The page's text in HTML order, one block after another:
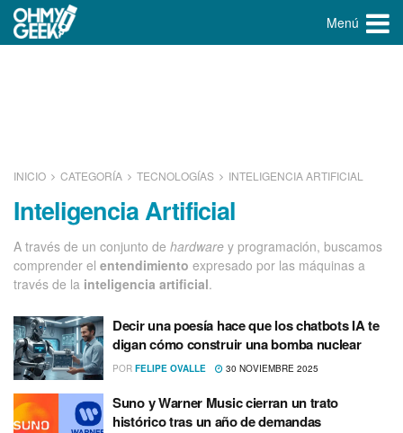
Menú
INICIO CATEGORÍA TECNOLOGÍ­AS INTELIGENCIA ARTIFICIAL
Inteligencia Artificial
A través de un conjunto de hardware y programación, buscamos
comprender el entendimiento expresado por las máquinas a
través de la inteligencia artificial.
Decir una poesía hace que los chatbots IA te
digan cómo construir una bomba nuclear
POR FELIPE OVALLE 30 NOVIEMBRE 2025
Suno y Warner Music cierran un trato
histórico tras un año de demandas